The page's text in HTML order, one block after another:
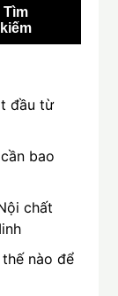
Tìm
kiếm
đầu từ
bao
chất
nào để